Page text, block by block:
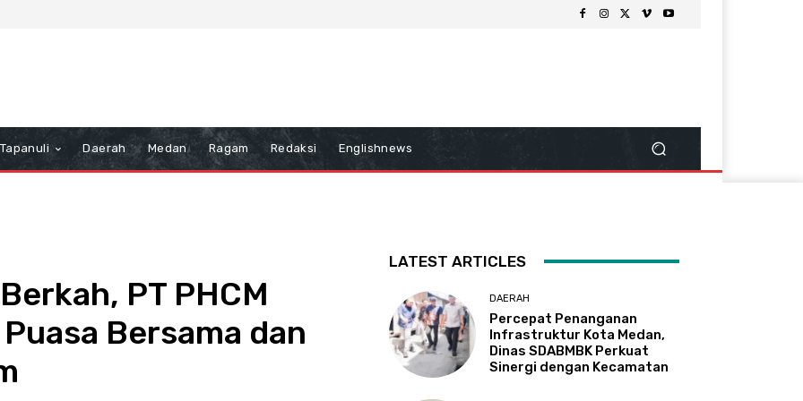
Tapanuli Daerah Medan Ragam Redaksi Englishnews
PT PHCM
Bersama dan
LATEST ARTICLES
DAERAH
Percepat Penanganan
Infrastruktur Kota Medan,
Dinas SDABMBK Perkuat
Sinergi dengan Kecamatan